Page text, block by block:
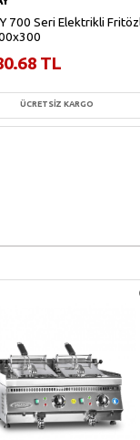
700 Seri Elektrikli
TL
ÜCRETSİZ KARGO